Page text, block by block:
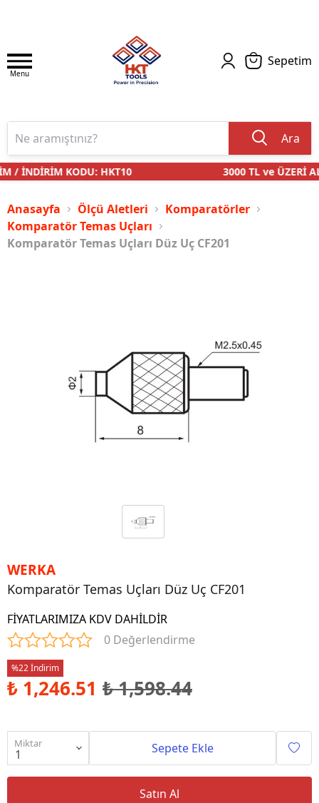
Menu
Sepetim
Ara
/ İNDİRİM KODU: HKT10 3000 TL ve ÜZERİ
Anasayfa Ölçü Aletleri
Komparatörler
Komparatör Temas Uçları
Komparatör Temas Uçları Düz Uç CF201
WERKA
Komparatör Temas Uçları Düz Uç CF201
FİYATLARIMIZA KDV DAHİLDİR
0 Değerlendirme
%22 İndirim
₺ 1,246.51 ₺ 1,598.44
Miktar Sepete Ekle
Satın Al